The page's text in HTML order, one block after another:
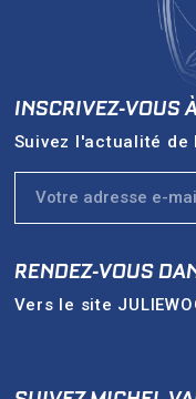
INSCRIVEZ-VOUS
Suivez l'actualité de
RENDEZ-VOUS
Vers le site